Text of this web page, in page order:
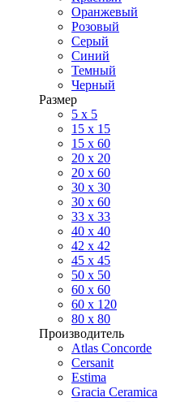
Оранжевый
Розовый
Серый
Синий
Темный
Черный
Размер
5 x 5
15 x 15
15 x 60
20 х 20
20 x 60
30 х 30
30 x 60
33 x 33
40 х 40
42 x 42
45 x 45
50 x 50
60 х 60
60 x 120
80 x 80
Производитель
Atlas Concorde
Cersanit
Estima
Gracia Ceramica